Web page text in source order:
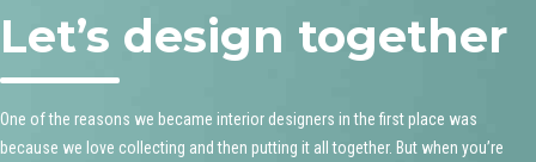
Let’s design together
One of the reasons we became interior designers in the first place was
because we love collecting and then putting it all together. But when you’re